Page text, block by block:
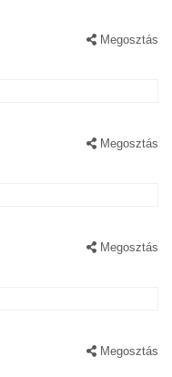
Megosztás
Megosztás
Megosztás
Megosztás